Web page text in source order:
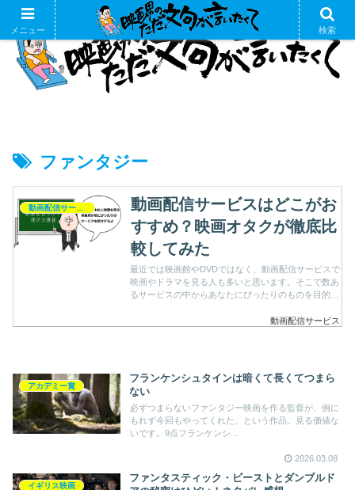
ファンタジー
動画配信サービスはどこがお
すすめ？映画オタクが徹底比
較してみた
最近では映画館やDVDではなく、動画配信サービスで
映画やドラマを見る人も多いと思います。そこで数あ
るサービスの中からあなたにぴったりのものを目的別
動画配信サービス
アカデミー賞
フランケンシュタインは暗くて長くてつまら
ない
必ずつまらないファンタジー映画を作る監督が、例に
もれず今回もやってくれた、という作品。見る価値な
いです。9点フランケンシ...
2026.03.08
イギリス映画
ファンタスティック・ビーストとダンブルド
メニュー 検索